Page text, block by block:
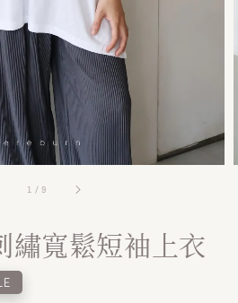
1 / 9
繡寬鬆短袖上衣